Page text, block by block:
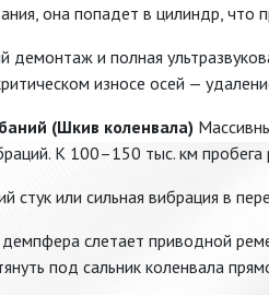
она попадет в цилиндр,
демонтаж и полная
износе осей —
(Шкив коленвала)
К 100–150 тыс. км пробега
стук или сильная вибрация в
слетает приводной
под сальник коленвала